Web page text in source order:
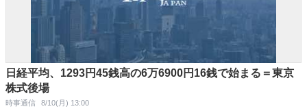
日経平均、1293円45銭高の6万6900円16銭で始まる＝東京
株式後場
時事通信 8/10(月) 13:00